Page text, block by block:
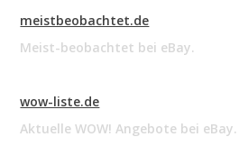
meistbeobachtet.de
Meist-beobachtet bei eBay.
wow-liste.de
Aktuelle WOW! Angebote bei eBay.